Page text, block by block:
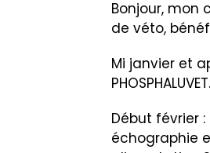
Bonjour, mon
de véto,
Mi janvier et
PHOSPHALUVET.
Début février
échographie